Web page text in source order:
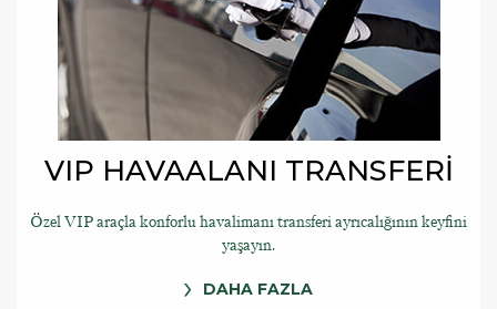
VIP HAVAALANI TRANSFERİ
Özel VIP araçla konforlu havalimanı transferi ayrıcalığının keyfini
yaşayın.
DAHA FAZLA